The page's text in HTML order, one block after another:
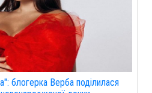
блогерка Верба поділилася